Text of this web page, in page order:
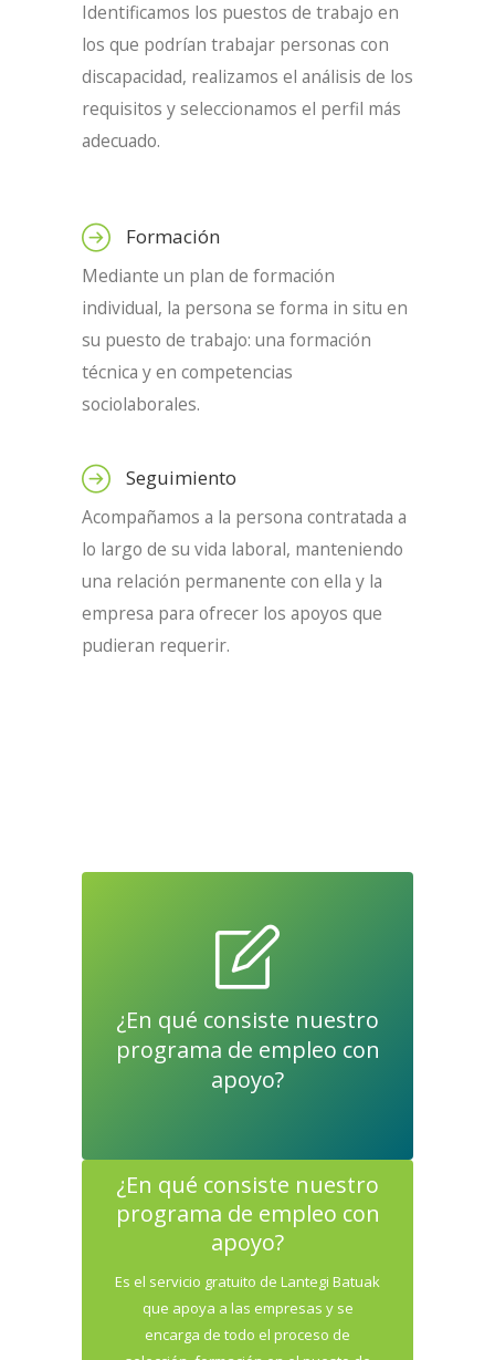
Identificamos los puestos de trabajo en
los que podrían trabajar personas con
discapacidad, realizamos el análisis de los
requisitos y seleccionamos el perfil más
adecuado.
Formación
Mediante un plan de formación
individual, la persona se forma in situ en
su puesto de trabajo: una formación
técnica y en competencias
sociolaborales.
Seguimiento
Acompañamos a la persona contratada a
lo largo de su vida laboral, manteniendo
una relación permanente con ella y la
empresa para ofrecer los apoyos que
pudieran requerir.
¿En qué consiste nuestro
programa de empleo con
apoyo?
¿En qué consiste nuestro
programa de empleo con
apoyo?
Es el servicio gratuito de Lantegi Batuak
que apoya a las empresas y se
encarga de todo el proceso de